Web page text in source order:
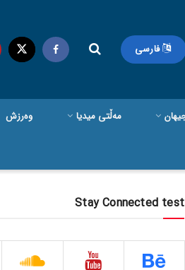
فارسی
مەڵتی میدیا وەرزش
Stay Connected test